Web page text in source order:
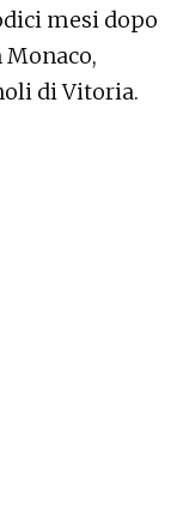
mesi dopo
di Vitoria.